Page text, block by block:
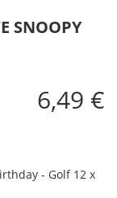
SNOOPY
6,49 €
- Golf 12 x